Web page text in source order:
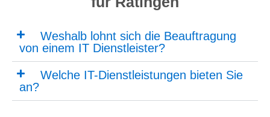
Weshalb lohnt sich die Beauftragung
von einem IT Dienstleister?
Welche IT-Dienstleistungen bieten Sie
an?